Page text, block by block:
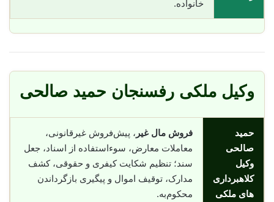
خانواده.
وکیل ملکی رفسنجان حمید صالحی
حمید
صالحی
وکیل
کلاهبرداری
های ملکی
فروش مال غیر ، پیش‌فروش غیرقانونی،
معاملات معارض، سوء‌استفاده از اسناد، جعل
سند؛ تنظیم شکایت کیفری و حقوقی، کشف
مدارک، توقیف اموال و پیگیری بازگرداندن
محکوم‌به.